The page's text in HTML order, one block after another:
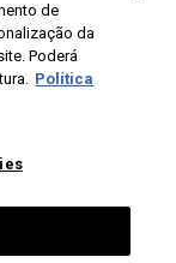
de
da
Poderá
Política